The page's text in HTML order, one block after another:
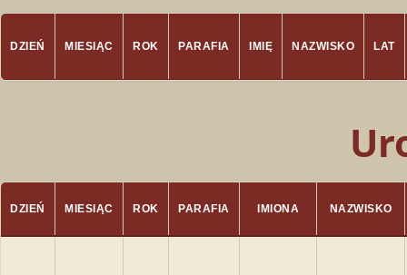
DZIEŃ MIESIĄC ROK PARAFIA IMIĘ NAZWISKO LAT
DZIEŃ MIESIĄC ROK PARAFIA IMIONA NAZWISKO